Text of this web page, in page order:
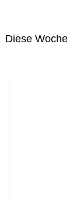
Diese Woche